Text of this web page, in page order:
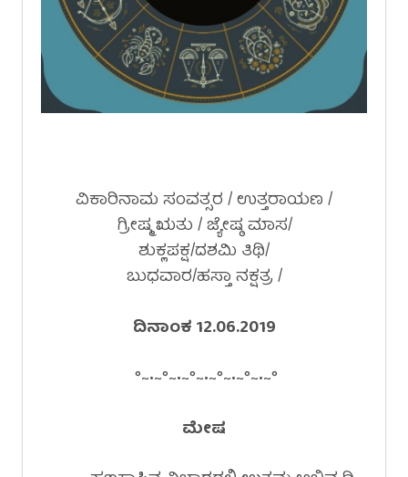
ವಿಕಾರಿನಾಮ ಸಂವತ್ಸರ / ಉತ್ತರಾಯಣ /
ಗ್ರೀಷ್ಮ ಋತು / ಜ್ಯೇಷ್ಠ ಮಾಸ/
ಶುಕ್ಲಪಕ್ಷ/ದಶಮಿ ತಿಥಿ/
ಬುಧವಾರ/ಹಸ್ತಾ ನಕ್ಷತ್ರ /
ದಿನಾಂಕ 12.06.2019
°~•~°~•~°~•~°~•~°~•~°
ಮೇಷ